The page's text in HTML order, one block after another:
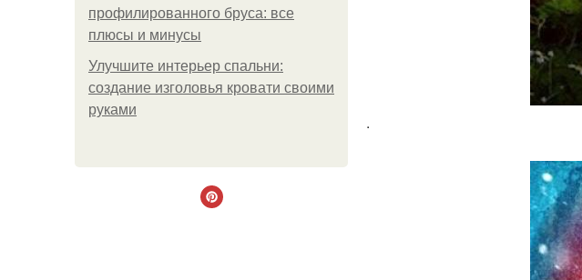
профилированного бруса: все
плюсы и минусы
Улучшите интерьер спальни:
создание изголовья кровати своими
руками
.